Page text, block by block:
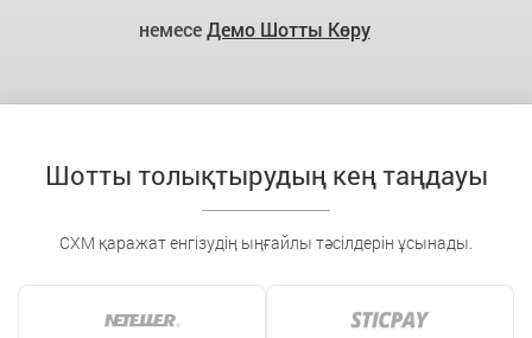
немесеДемо Шотты Көру
Шотты толықтырудың кең таңдауы
CXM қаражат енгізудің ыңғайлы тәсілдерін ұсынады.